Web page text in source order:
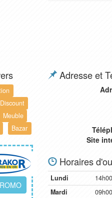
Meuble
Bazar
Adresse et
Site
Horaires
Lundi
Mardi